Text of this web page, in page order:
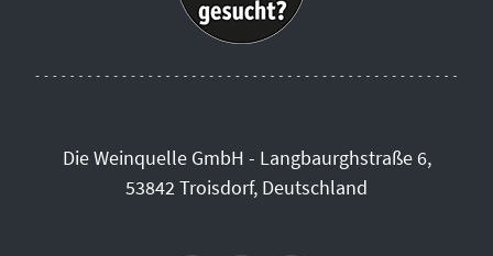
Die Weinquelle GmbH - Langbaurghstraße 6,
53842 Troisdorf, Deutschland